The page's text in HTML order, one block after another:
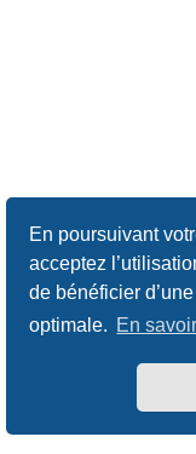
En poursuivant
acceptez
de bénéficier
optimale. En